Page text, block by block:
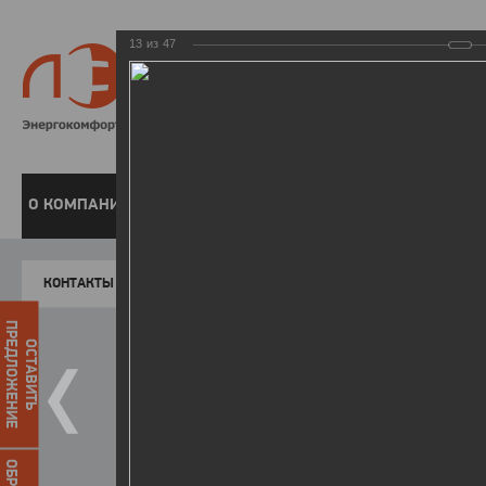
8 800
О КОМПАНИИ
КОНТАКТЫ
ОСТАВИТЬ
ПРЕДЛОЖЕНИЕ
13 из 47